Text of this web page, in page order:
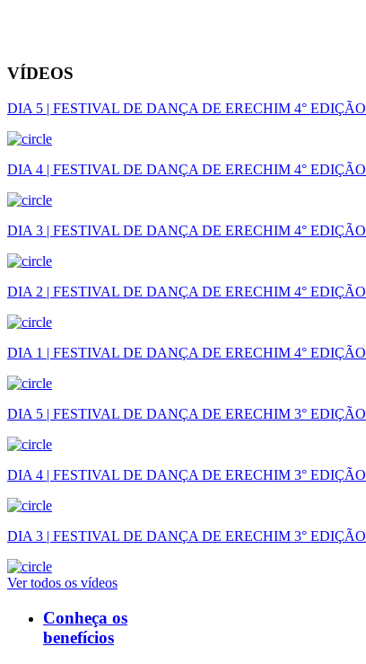
VÍDEOS
DIA 5 | FESTIVAL DE DANÇA DE ERECHIM 4° EDIÇÃO
DIA 4 | FESTIVAL DE DANÇA DE ERECHIM 4° EDIÇÃO
DIA 3 | FESTIVAL DE DANÇA DE ERECHIM 4° EDIÇÃO
DIA 2 | FESTIVAL DE DANÇA DE ERECHIM 4° EDIÇÃO
DIA 1 | FESTIVAL DE DANÇA DE ERECHIM 4° EDIÇÃO
DIA 5 | FESTIVAL DE DANÇA DE ERECHIM 3° EDIÇÃO
DIA 4 | FESTIVAL DE DANÇA DE ERECHIM 3° EDIÇÃO
DIA 3 | FESTIVAL DE DANÇA DE ERECHIM 3° EDIÇÃO
Ver todos os vídeos
Conheça os
benefícios